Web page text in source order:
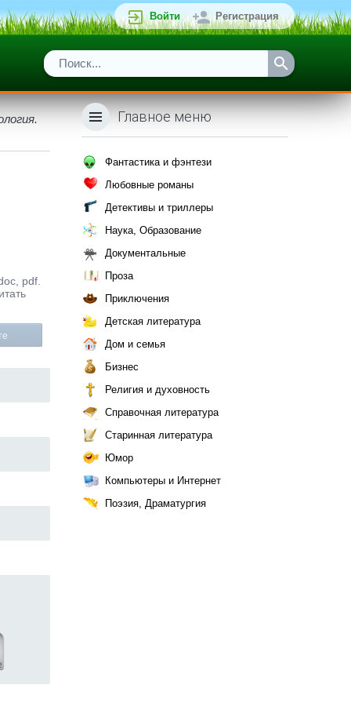
Войти Регистрация
pdf.
Главное меню
Фантастика и фэнтези
Любовные романы
Детективы и триллеры
Наука, Образование
Документальные
Проза
Приключения
Детская литература
Дом и семья
Бизнес
Религия и духовность
Справочная литература
Старинная литература
Юмор
Компьютеры и Интернет
Поэзия, Драматургия